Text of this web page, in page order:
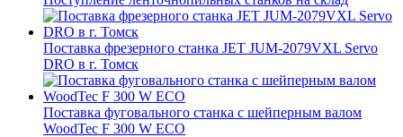
Поставка фрезерного станка JET JUM-2079VXL Servo
DRO в г. Томск
Поставка фуговального станка с шейперным валом
WoodTec F 300 W ECO